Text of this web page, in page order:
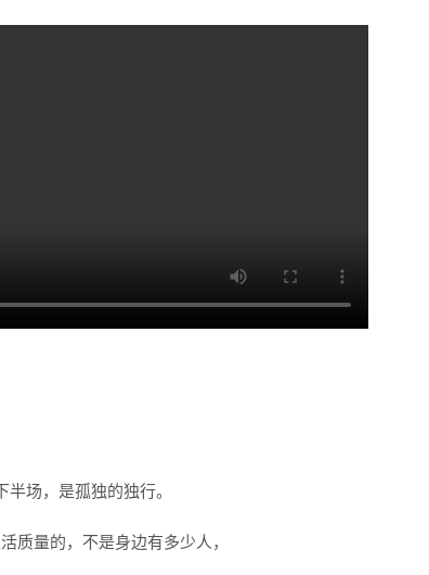
场，是孤独的独行。
质量的，不是身边有多少人，